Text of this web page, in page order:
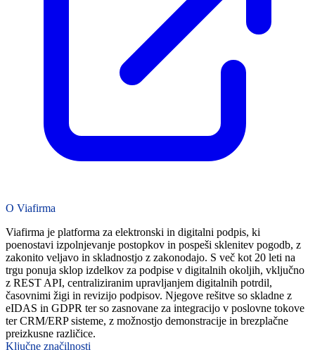
O Viafirma
Viafirma je platforma za elektronski in digitalni podpis, ki
poenostavi izpolnjevanje postopkov in pospeši sklenitev pogodb, z
zakonito veljavo in skladnostjo z zakonodajo. S več kot 20 leti na
trgu ponuja sklop izdelkov za podpise v digitalnih okoljih, vključno
z REST API, centraliziranim upravljanjem digitalnih potrdil,
časovnimi žigi in revizijo podpisov. Njegove rešitve so skladne z
eIDAS in GDPR ter so zasnovane za integracijo v poslovne tokove
ter CRM/ERP sisteme, z možnostjo demonstracije in brezplačne
preizkusne različice.
Ključne značilnosti